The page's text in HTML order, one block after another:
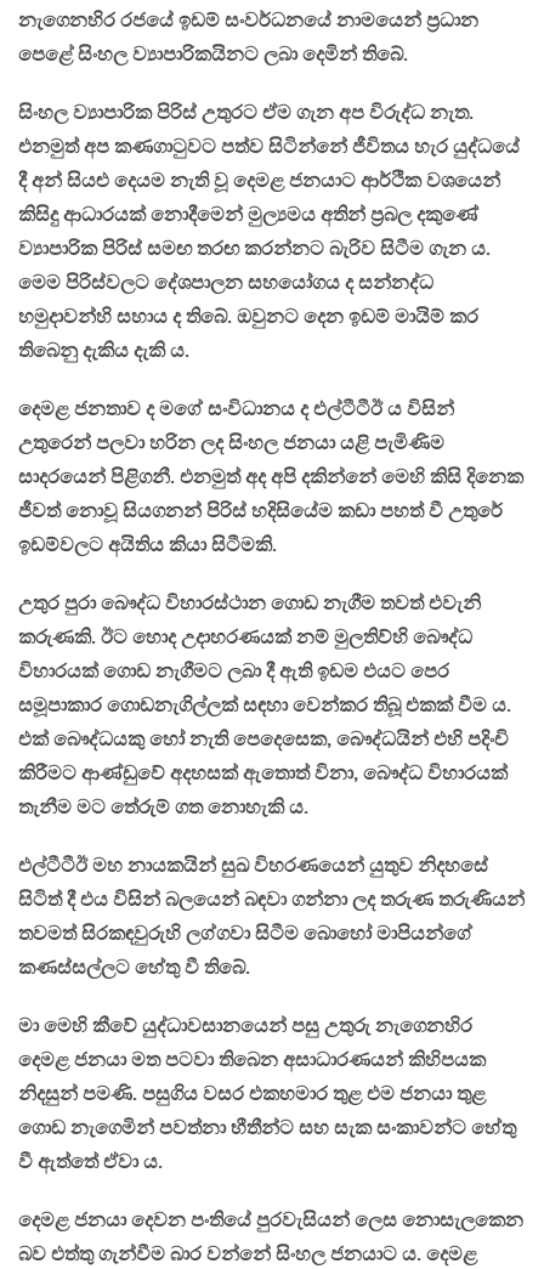
නැගෙනහිර රජයේ ඉඩම් සංවර්ධනයේ නාමයෙන් ප්‍රධාන
පෙළේ සිංහල ව්‍යාපාරිකයිනට ලබා දෙමින් තිබේ.
සිංහල ව්‍යාපාරික පිරිස් උතුරට ඒම ගැන අප විරුද්ධ නැත.
එනමුත් අප කණගාටුවට පත්ව සිටින්නේ ජීවිතය හැර යුද්ධයේ
දී අන් සියළු දෙයම නැති වූ දෙමළ ජනයාට ආර්ථික වශයෙන්
කිසිදු ආධාරයක් නොදීමෙන් මුල්‍යමය අතින් ප්‍රබල දකුණේ
ව්‍යාපාරික පිරිස් සමඟ තරඟ කරන්නට බැරිව සිටීම ගැන ය.
මෙම පිරිස්වලට දේශපාලන සහයෝගය ද සන්නද්ධ
හමුදාවන්හි සහාය ද තිබේ. ඔවුනට දෙන ඉඩම් මායිම් කර
තිබෙනු දැකිය දැකි ය.
දෙමළ ජනතාව ද මගේ සංවිධානය ද එල්ටීටීඊ ය විසින්
උතුරෙන් පලවා හරින ලද සිංහල ජනයා යළි පැමිණිම
සාදරයෙන් පිළිගනී. එනමුත් අද අපි දකින්නේ මෙහි කිසි දිනෙක
ජීවත් නොවූ සියගනන් පිරිස් හදිසියේම කඩා පහත් වී උතුරේ
ඉඩම්වලට අයිතිය කියා සිටීමකි.
උතුර පුරා බෞද්ධ විහාරස්ථාන ගොඩ නැගීම තවත් එවැනි
කරුණකි. ඊට හොද උදාහරණයක් නම් මුලතිව්හි බෞද්ධ
විහාරයක් ගොඩ නැගීමට ලබා දී ඇති ඉඩම එයට පෙර
සමූපාකාර ගොඩනැගිල්ලක් සඳහා වෙන්කර තිබූ එකක් වීම ය.
එක් බෞද්ධයකු හෝ නැති පෙදෙසෙක, බෞද්ධයින් එහි පදිංචි
කිරීමට ආණ්ඩුවේ අදහසක් ඇතොත් විනා, බෞද්ධ විහාරයක්
තැනීම මට තේරුම් ගත නොහැකි ය.
එල්ටීටීඊ මහ නායකයින් සුඛ විහරණයෙන් යුතුව නිදහසේ
සිටිත් දී එය විසින් බලයෙන් බඳවා ගන්නා ලද තරුණ තරුණියන්
තවමත් සිරකඳවුරුහි ලග්ගවා සිටීම බොහෝ මාපියන්ගේ
කණස්සල්ලට හේතු වී තිබේ.
මා මෙහි කීවේ යුද්ධාවසානයෙන් පසු උතුරු නැගෙනහිර
දෙමළ ජනයා මත පටවා තිබෙන අසාධාරණයන් කිහිපයක
නිදසුන් පමණි. පසුගිය වසර එකහමාර තුළ එම ජනයා තුළ
ගොඩ නැගෙමින් පවත්නා භීතීන්ට සහ සැක සංකාවන්ට හේතු
වී ඇත්තේ ඒවා ය.
දෙමළ ජනයා දෙවන පංතියේ පුරවැසියන් ලෙස නොසැලකෙන
බව එත්තු ගැන්වීම බාර වන්නේ සිංහල ජනයාට ය. දෙමළ